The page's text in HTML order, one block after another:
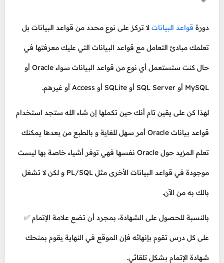
دورة قواعد البيانات لا تركز على نوع محدد من قواعد البيانات بل
تعلمك مبادئ التعامل مع قواعد البيانات التي عليك معرفتها في
حال كنت ستستعمل أي نوع من قواعد البيانات سواء Oracle أو
MySQL أو SQL Server أو SQLite أو Access أو غيرهم.
لهذا كن على يقين تام أنك حين تكملها إن شاء الله ستجد استخدام
قواعد بيانات Oracle أمر سهل للغاية و بالطبع من بعدها يمكنك
تعلم المزيد حول Oracle نفسها فهي توفر أشياء خاصة بها ليست
موجودة في قواعد البيانات الأخرى مثل PL/SQL و لكن لا تشغل
بالك به من الآن.
بالنسبة للحصول على الشهادة، بمجرد أن تضع علامة الإتمام ✅
على كل درس تقوم بإنهائه فإن الموقع في النهاية يقوم بمنحك
شهادة الإتمام بشكل تلقائي.